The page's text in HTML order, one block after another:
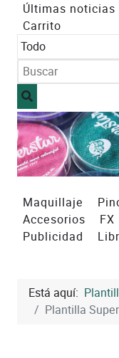
Últimas noticias
Carrito
Maquillaje
Accesorios
FX
Publicidad
Está aquí:
Plantilla